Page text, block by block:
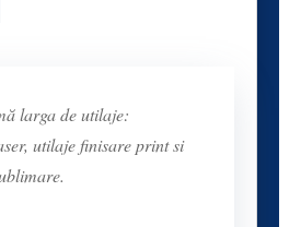
larga de utilaje:
utilaje finisare print si